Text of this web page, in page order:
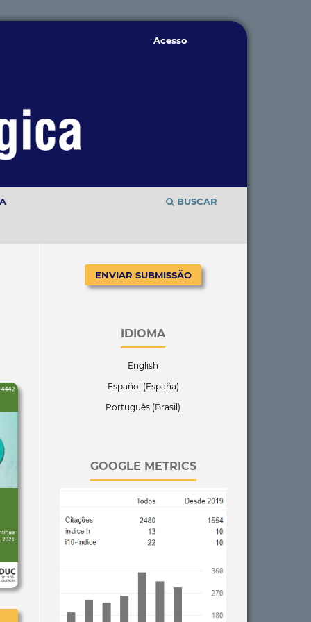
BUSCAR
Acesso
ENVIAR SUBMISSÃO
IDIOMA
English
Español (España)
Português (Brasil)
GOOGLE METRICS